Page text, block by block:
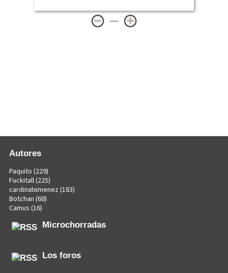
—
Autores
Paquito (229)
Fuckitall(225)
cardinalximenez (183)
Botchan (68)
Camus (16)
Microchorradas
Los foros